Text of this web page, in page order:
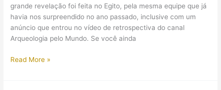
grande revelação foi feita no Egito, pela mesma equipe que já
havia nos surpreendido no ano passado, inclusive com um
anúncio que entrou no vídeo de retrospectiva do canal
Arqueologia pelo Mundo. Se você ainda
Novas
Read More »